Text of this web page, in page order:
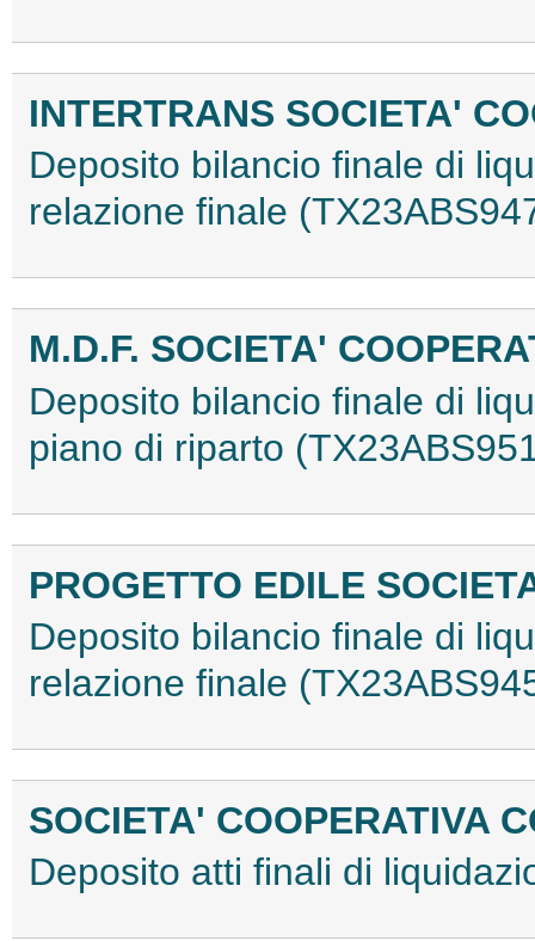
INTERTRANS SOCIETA'
Deposito bilancio finale di
relazione finale
M.D.F. SOCIETA'
Deposito bilancio finale di
piano di riparto
PROGETTO EDILE
Deposito bilancio finale di
relazione finale
SOCIETA' COOPERATIVA
Deposito atti finali di